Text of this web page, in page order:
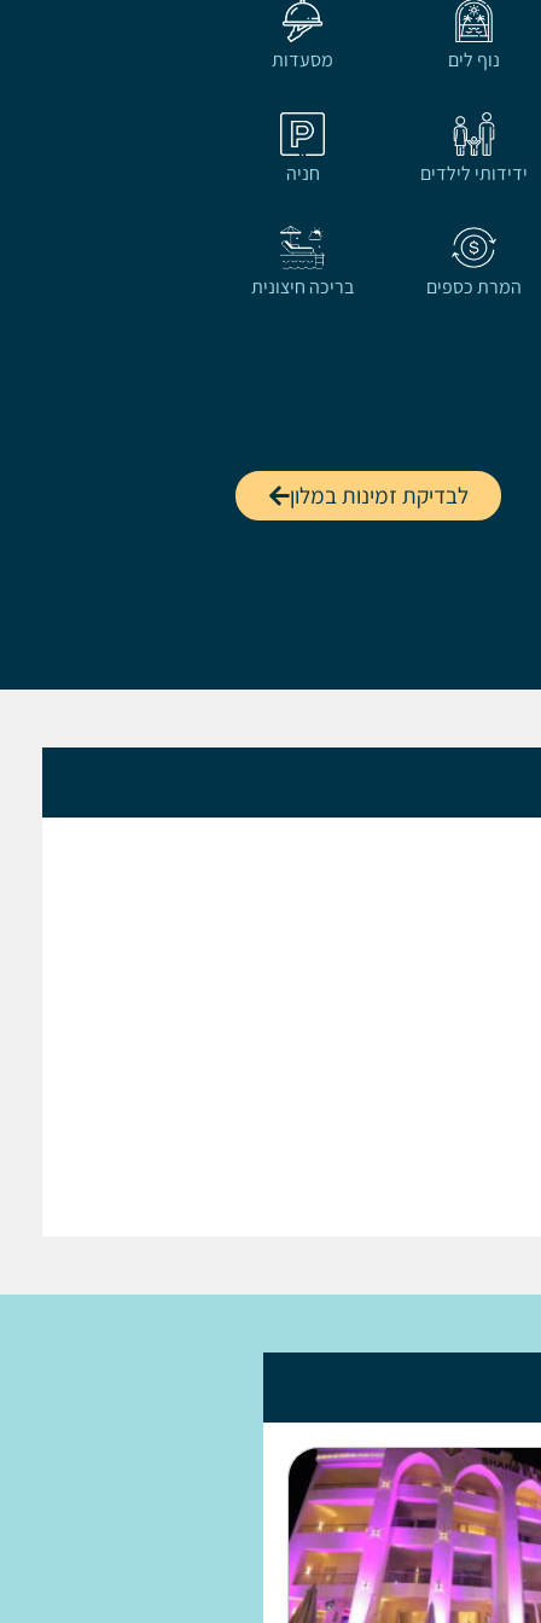
נוף לים מסעדות
ידידותי לילדים חניה
המרת כספים בריכה חיצונית
לבדיקת זמינות במלון